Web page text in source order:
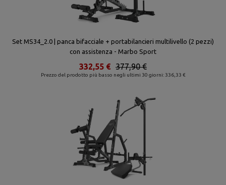
Set MS34_2.0 | panca bifacciale + portabilancieri multilivello (2 pezzi)
con assistenza - Marbo Sport
Prezzo del prodotto più basso negli ultimi 30 giorni: 336,33 €
377,90 €
332,55 €